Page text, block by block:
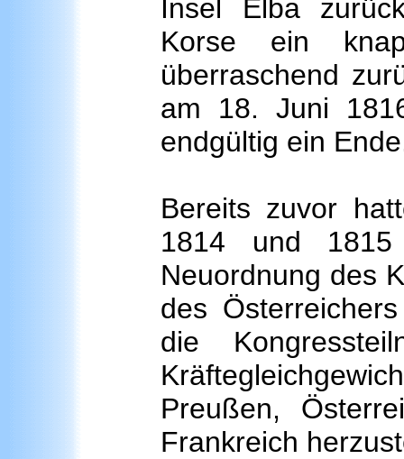
Insel Elba
Korse ein
überraschend
am 18. Juni
endgültig ein
Bereits zuvor
1814 und
Neuordnung des
des
die
Preußen,
Frankreich